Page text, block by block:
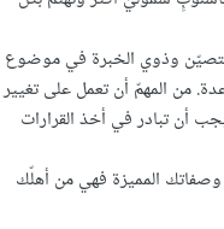
وذوي الخبرة في موضوع
من المهمّ أن تعمل على تغيير
أن تبادر في أخذ القرارات
وصفاتك المميزة فهي من أهلّك